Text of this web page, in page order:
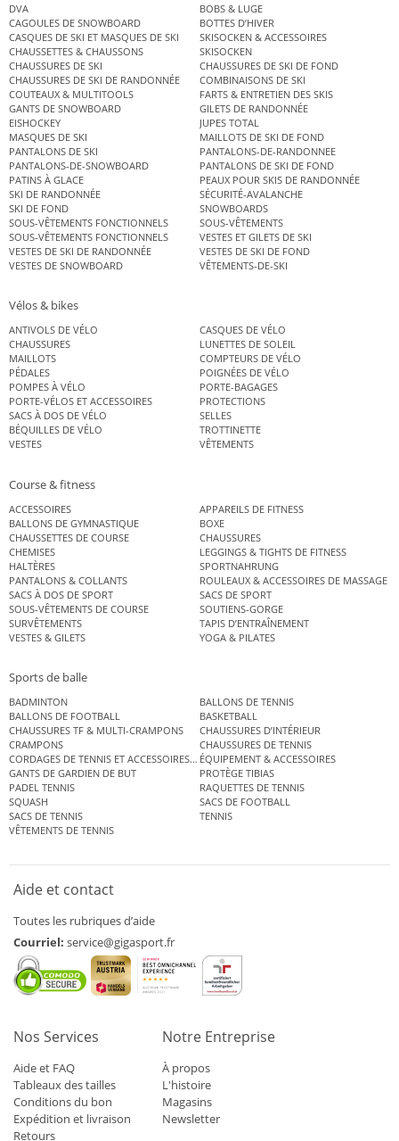
DVA
BOBS & LUGE
CAGOULES DE SNOWBOARD
BOTTES D’HIVER
CASQUES DE SKI ET MASQUES DE SKI
SKISOCKEN & ACCESSOIRES
CHAUSSETTES & CHAUSSONS
SKISOCKEN
CHAUSSURES DE SKI
CHAUSSURES DE SKI DE FOND
CHAUSSURES DE SKI DE RANDONNÉE
COMBINAISONS DE SKI
COUTEAUX & MULTITOOLS
FARTS & ENTRETIEN DES SKIS
GANTS DE SNOWBOARD
GILETS DE RANDONNÉE
EISHOCKEY
JUPES TOTAL
MASQUES DE SKI
MAILLOTS DE SKI DE FOND
PANTALONS DE SKI
PANTALONS-DE-RANDONNEE
PANTALONS-DE-SNOWBOARD
PANTALONS DE SKI DE FOND
PATINS À GLACE
PEAUX POUR SKIS DE RANDONNÉE
SKI DE RANDONNÉE
SÉCURITÉ-AVALANCHE
SKI DE FOND
SNOWBOARDS
SOUS-VÊTEMENTS FONCTIONNELS
SOUS-VÊTEMENTS
SOUS-VÊTEMENTS FONCTIONNELS
VESTES ET GILETS DE SKI
VESTES DE SKI DE RANDONNÉE
VESTES DE SKI DE FOND
VESTES DE SNOWBOARD
VÊTEMENTS-DE-SKI
Vélos & bikes
ANTIVOLS DE VÉLO
CASQUES DE VÉLO
CHAUSSURES
LUNETTES DE SOLEIL
MAILLOTS
COMPTEURS DE VÉLO
PÉDALES
POIGNÉES DE VÉLO
POMPES À VÉLO
PORTE-BAGAGES
PORTE-VÉLOS ET ACCESSOIRES
PROTECTIONS
SACS À DOS DE VÉLO
SELLES
BÉQUILLES DE VÉLO
TROTTINETTE
VESTES
VÊTEMENTS
Course & fitness
ACCESSOIRES
APPAREILS DE FITNESS
BALLONS DE GYMNASTIQUE
BOXE
CHAUSSETTES DE COURSE
CHAUSSURES
CHEMISES
LEGGINGS & TIGHTS DE FITNESS
HALTÈRES
SPORTNAHRUNG
PANTALONS & COLLANTS
ROULEAUX & ACCESSOIRES DE MASSAGE
SACS À DOS DE SPORT
SACS DE SPORT
SOUS-VÊTEMENTS DE COURSE
SOUTIENS-GORGE
SURVÊTEMENTS
TAPIS D’ENTRAÎNEMENT
VESTES & GILETS
YOGA & PILATES
Sports de balle
BADMINTON
BALLONS DE TENNIS
BALLONS DE FOOTBALL
BASKETBALL
CHAUSSURES TF & MULTI-CRAMPONS
CHAUSSURES D’INTÉRIEUR
CRAMPONS
CHAUSSURES DE TENNIS
CORDAGES DE TENNIS ET ACCESSOIRES DE TENNISÉQUIPEMENT & ACCESSOIRES
GANTS DE GARDIEN DE BUT
PROTÈGE TIBIAS
PADEL TENNIS
RAQUETTES DE TENNIS
SQUASH
SACS DE FOOTBALL
SACS DE TENNIS
TENNIS
VÊTEMENTS DE TENNIS
Aide et contact
Toutes les rubriques d’aide
Courriel: service@gigasport.fr
Nos Services
Aide et FAQ
Tableaux des tailles
Conditions du bon
Expédition et livraison
Retours
Notre Entreprise
À propos
L'histoire
Magasins
Newsletter